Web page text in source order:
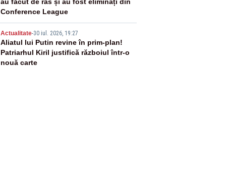
au făcut de râs și au fost eliminați din
Conference League
Actualitate-30 iul. 2026, 19:27
Aliatul lui Putin revine în prim-plan!
Patriarhul Kiril justifică războiul într-o
nouă carte